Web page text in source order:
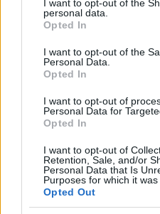
not limited to your visit or
grant or deny consent to
use your data for below
consent section.
I want to opt-out of the
personal data.
Opted In
I want to opt-out of the
Personal Data.
Opted In
I want to opt-out of
Personal Data for
Opted In
I want to opt-out of
Retention, Sale, and/or
Personal Data that Is
Purposes for which it was
Opted Out
Gulácsi reagált a
hírekre: "Nagyon